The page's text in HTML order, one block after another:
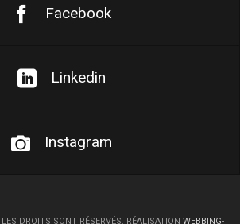
Facebook
Linkedin
Instagram
DROITS SONT RÉSERVÉS. RÉALISATION WEBBING-